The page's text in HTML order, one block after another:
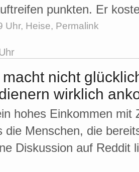
punkten. Er
Uhr, Heise, Permalink
nicht
wirklich
hohes Einkommen mit
die Menschen, die
Diskussion auf Reddit